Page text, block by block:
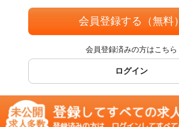
会員登録する（無料）
会員登録済みの方はこちら
ログイン